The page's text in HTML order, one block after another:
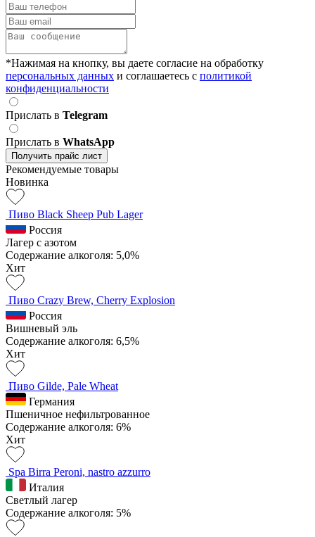
*Нажимая на кнопку, вы даете согласие на обработку
персональных данных и соглашаетесь c политикой
конфиденциальности
Прислать в Telegram
Прислать в WhatsApp
Получить прайс лист
Рекомендуемые товары
Новинка
Пиво Black Sheep Pub Lager
Россия
Лагер с азотом
Содержание алкоголя: 5,0%
Хит
Пиво Crazy Brew, Cherry Explosion
Россия
Вишневый эль
Содержание алкоголя: 6,5%
Хит
Пиво Gilde, Pale Wheat
Германия
Пшеничное нефильтрованное
Содержание алкоголя: 6%
Хит
Spa Birra Peroni, nastro azzurro
Италия
Светлый лагер
Содержание алкоголя: 5%